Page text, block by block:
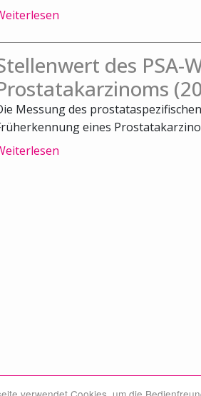
des PSA-
Messung des
eines